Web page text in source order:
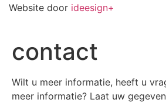
Website door ideesign+
contact
Wilt u meer informatie, heeft u
meer informatie? Laat uw